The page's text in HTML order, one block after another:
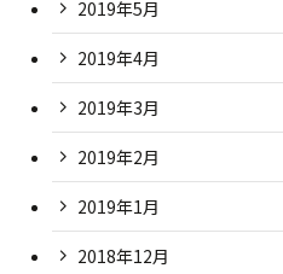
2019年5月
2019年4月
2019年3月
2019年2月
2019年1月
2018年12月